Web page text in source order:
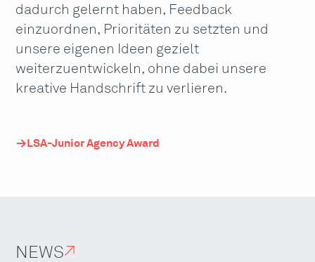
dadurch gelernt haben, Feedback
einzuordnen, Prioritäten zu setzten und
unsere eigenen Ideen gezielt
weiterzuentwickeln, ohne dabei unsere
kreative Handschrift zu verlieren.
LSA-Junior Agency Award
NEWS↗